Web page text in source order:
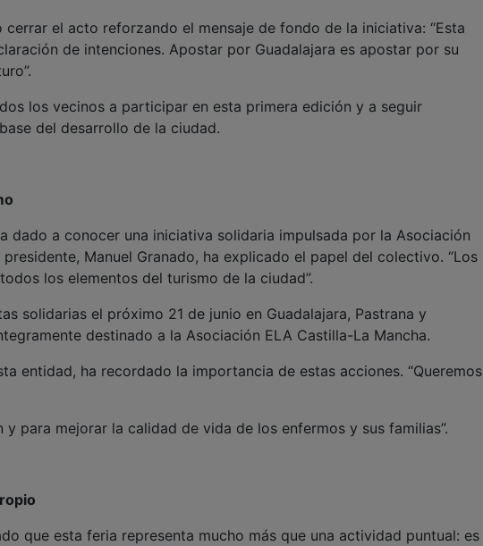
el acto reforzando el mensaje de fondo de la iniciativa: “Esta
de intenciones. Apostar por Guadalajara es apostar por su
los vecinos a participar en esta primera edición y a seguir
del desarrollo de la ciudad.
dado a conocer una iniciativa solidaria impulsada por la Asociación
Manuel Granado, ha explicado el papel del colectivo. “Los
los elementos del turismo de la ciudad”.
solidarias el próximo 21 de junio en Guadalajara, Pastrana y
destinado a la Asociación ELA Castilla-La Mancha.
entidad, ha recordado la importancia de estas acciones. “Queremos
para mejorar la calidad de vida de los enfermos y sus familias”.
que esta feria representa mucho más que una actividad puntual: es